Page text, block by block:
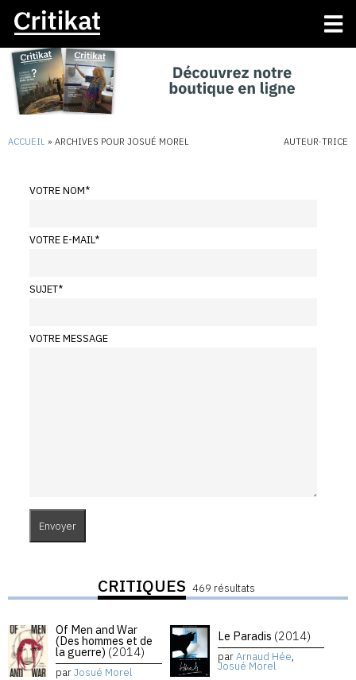
ACCUEIL » ARCHIVES POUR JOSUÉ MOREL AUTEUR·TRICE
VOTRE NOM*
VOTRE E-MAIL*
SUJET*
VOTRE MESSAGE
CRITIQUES 469 résultats
Of Men and War
(Des hommes et de
la guerre) (2014)
parJosué Morel
Le Paradis (2014)
parArnaud Hée,
Josué Morel